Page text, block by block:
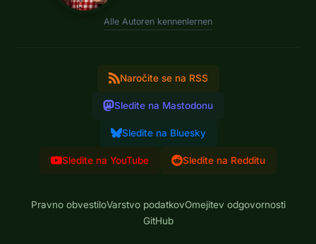
Alle Autoren kennenlernen
Naročite se na RSS
Sledite na Mastodonu
Sledite na Bluesky
Sledite na YouTube Sledite na Redditu
Pravno obvestiloVarstvo podatkovOmejitev odgovornosti
GitHub